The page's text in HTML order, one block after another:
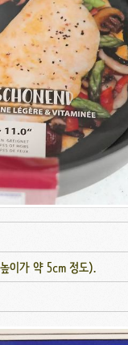
이가 약 5cm 정도).